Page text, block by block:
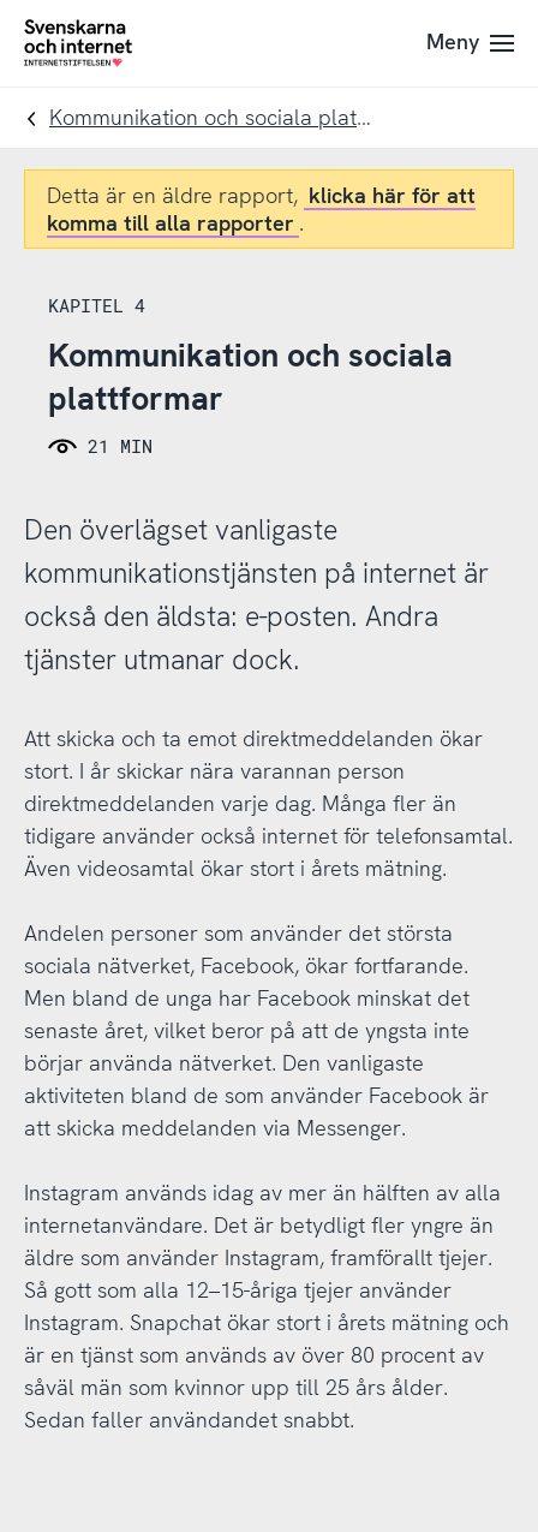
Till
navigation
Till
innehåll
To
Meny
Kommunikation och sociala plattformar
Detta är en äldre rapport, klicka här för att
komma till alla rapporter .
KAPITEL 4
Kommunikation och sociala
plattformar
21 MIN
Den överlägset vanligaste
kommunikationstjänsten på internet är
också den äldsta: e-posten. Andra
tjänster utmanar dock.
Att skicka och ta emot direktmeddelanden ökar
stort. I år skickar nära varannan person
direktmeddelanden varje dag. Många fler än
tidigare använder också internet för telefonsamtal.
Även videosamtal ökar stort i årets mätning.
Andelen personer som använder det största
sociala nätverket, Facebook, ökar fortfarande.
Men bland de unga har Facebook minskat det
senaste året, vilket beror på att de yngsta inte
börjar använda nätverket. Den vanligaste
aktiviteten bland de som använder Facebook är
att skicka meddelanden via Messenger.
Instagram används idag av mer än hälften av alla
internetanvändare. Det är betydligt fler yngre än
äldre som använder Instagram, framförallt tjejer.
Så gott som alla 12–15-åriga tjejer använder
Instagram. Snapchat ökar stort i årets mätning och
är en tjänst som används av över 80 procent av
såväl män som kvinnor upp till 25 års ålder.
Sedan faller användandet snabbt.